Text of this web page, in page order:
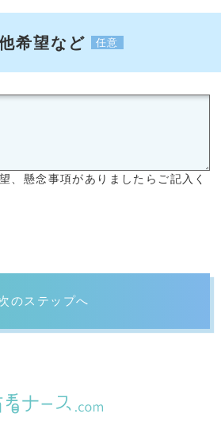
希望など 任意
、懸念事項がありましたらご記入く
のステップへ